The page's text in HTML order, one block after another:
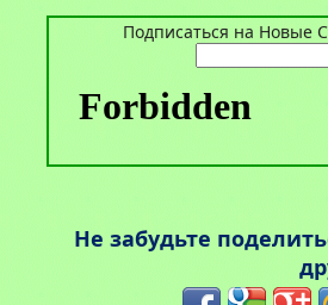
Подписаться на Новые
Не забудьте